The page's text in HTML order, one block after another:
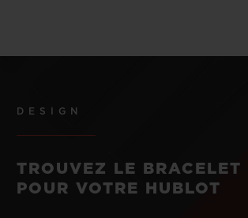
DESIGN
TROUVEZ LE BRACELET
POUR VOTRE HUBLOT